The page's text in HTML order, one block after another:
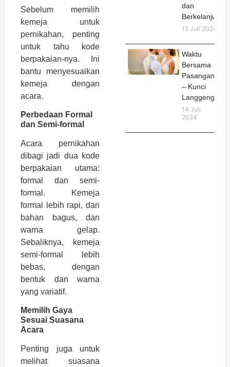
Sebelum memilih
kemeja untuk
pernikahan, penting
untuk tahu kode
berpakaian-nya. Ini
bantu menyesuaikan
kemeja dengan
acara.
Perbedaan Formal
dan Semi-formal
Acara pernikahan
dibagi jadi dua kode
berpakaian utama:
formal dan semi-
formal. Kemeja
formal lebih rapi, dari
bahan bagus, dan
warna gelap.
Sebaliknya, kemeja
semi-formal lebih
bebas, dengan
bentuk dan warna
yang variatif.
Memilih Gaya
Sesuai Suasana
Acara
Penting juga untuk
melihat suasana
dan
Berkelanjutan
15 Juli 2024
Waktu
Bersama
Pasangan
– Kunci
Langgeng
14 Juli
2024